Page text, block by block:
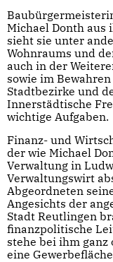
Michael Donth aus
sieht sie unter
Wohnraums und
auch in der
sowie im
Stadtbezirke und
Innerstädtische
wichtige Aufgaben.
Finanz- und
der wie Michael
Verwaltung in
Verwaltungswirt
Abgeordneten
Angesichts der
Stadt Reutlingen
finanzpolitische
stehe bei ihm ganz
eine